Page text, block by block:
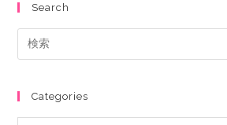
Search
Categories